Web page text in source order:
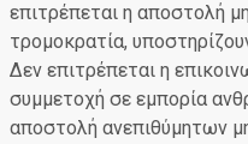
επιτρέπεται η αποστολή
τρομοκρατία,
Δεν επιτρέπεται η
συμμετοχή σε εμπορία
αποστολή ανεπιθύμητων